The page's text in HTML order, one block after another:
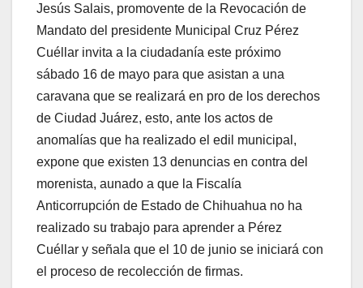
Jesús Salais, promovente de la Revocación de
Mandato del presidente Municipal Cruz Pérez
Cuéllar invita a la ciudadanía este próximo
sábado 16 de mayo para que asistan a una
caravana que se realizará en pro de los derechos
de Ciudad Juárez, esto, ante los actos de
anomalías que ha realizado el edil municipal,
expone que existen 13 denuncias en contra del
morenista, aunado a que la Fiscalía
Anticorrupción de Estado de Chihuahua no ha
realizado su trabajo para aprender a Pérez
Cuéllar y señala que el 10 de junio se iniciará con
el proceso de recolección de firmas.